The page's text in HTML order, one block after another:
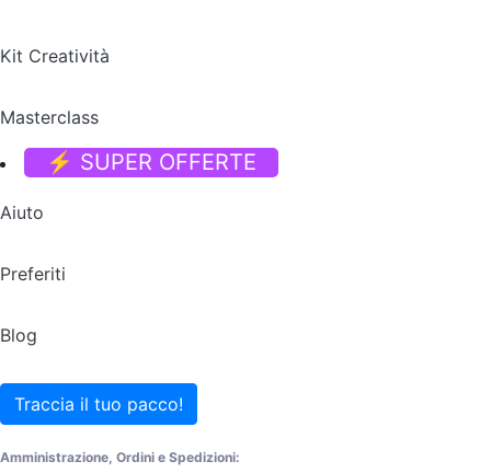
Kit Creatività
Masterclass
⚡ SUPER OFFERTE
Aiuto
Preferiti
Blog
Traccia il tuo pacco!
Amministrazione, Ordini e Spedizioni: